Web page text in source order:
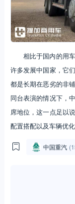
相比于国内的用
许多发展中国家，它
都是长期在恶劣的非
同台表演的情况下，
席地位，这一点足以
配置搭配以及车辆优
中国重汽